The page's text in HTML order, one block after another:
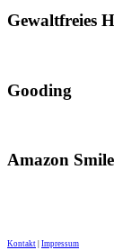
Gewaltfreies
Gooding
Amazon Smile
Kontakt Impressum